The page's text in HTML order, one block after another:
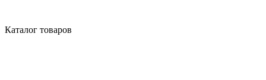
Каталог товаров